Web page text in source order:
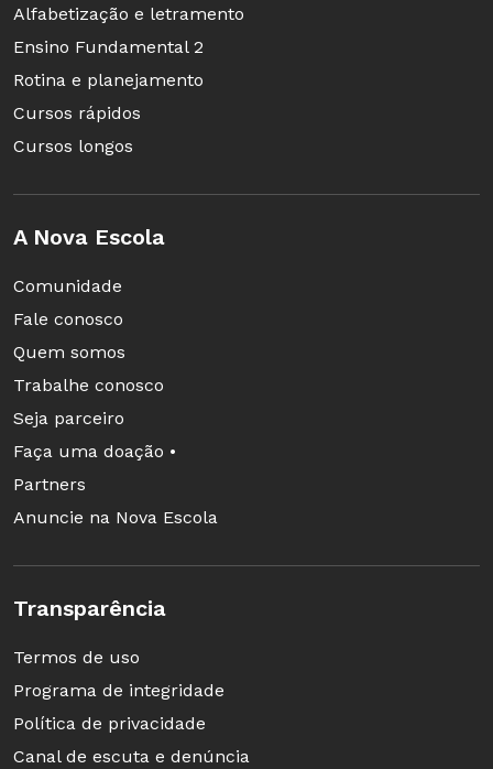
Alfabetização e letramento
Ensino Fundamental 2
Rotina e planejamento
Cursos rápidos
Cursos longos
A Nova Escola
Comunidade
Fale conosco
Quem somos
Trabalhe conosco
Seja parceiro
Faça uma doação •
Partners
Anuncie na Nova Escola
Transparência
Termos de uso
Programa de integridade
Política de privacidade
Canal de escuta e denúncia